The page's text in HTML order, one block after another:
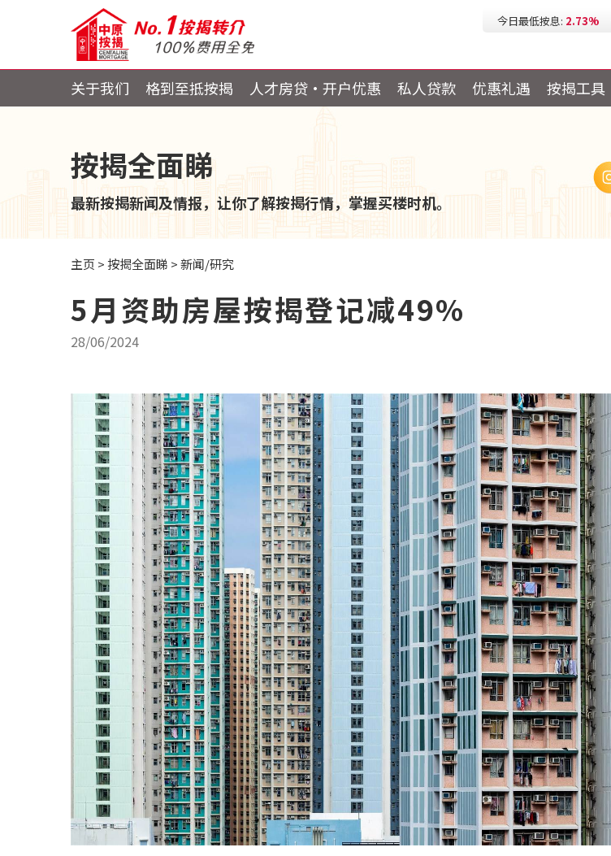
今日最低按息: 2.73%
关于我们 格到至抵按揭 人才房贷・开户优惠 私人贷款 优惠礼遇 按揭工具
按揭全面睇
最新按揭新闻及情报，让你了解按揭行情，掌握买楼时机。
主页 >按揭全面睇 >新闻/研究
5月资助房屋按揭登记减49%
28/06/2024